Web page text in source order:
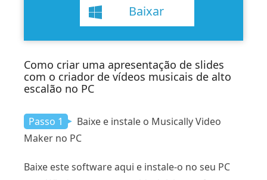
Baixar
Como criar uma apresentação de slides
com o criador de vídeos musicais de alto
escalão no PC
Passo 1
Baixe e instale o Musically Video
Maker no PC
Baixe este software aqui e instale-o no seu PC